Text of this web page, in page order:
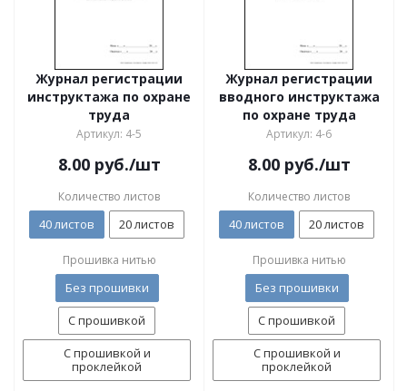
Журнал регистрации
инструктажа по охране
труда
Артикул: 4-5
8.00руб./шт
Количество листов
40 листов 20 листов
Прошивка нитью
Без прошивки
С прошивкой
С прошивкой и
проклейкой
Журнал регистрации
вводного инструктажа
по охране труда
Артикул: 4-6
8.00руб./шт
Количество листов
40 листов 20 листов
Прошивка нитью
Без прошивки
С прошивкой
С прошивкой и
проклейкой